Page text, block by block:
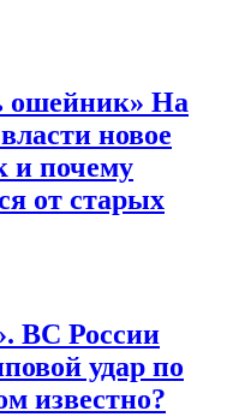
ошейник» На
новое
и почему
от старых
ВС России
удар по
известно?